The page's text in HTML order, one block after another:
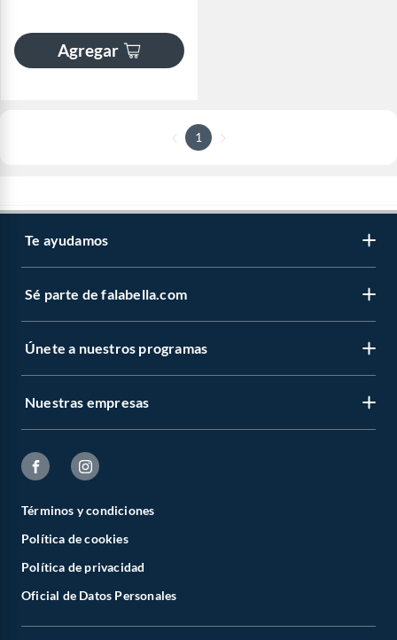
Agregar
1
Te ayudamos
Sé parte de falabella.com
Únete a nuestros programas
Nuestras empresas
Términos y condiciones
Política de cookies
Política de privacidad
Oficial de Datos Personales